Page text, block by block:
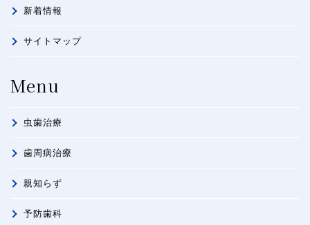
新着情報
サイトマップ
Menu
虫歯治療
歯周病治療
親知らず
予防歯科